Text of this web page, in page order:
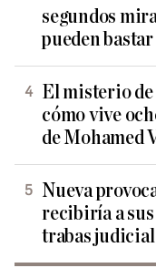
segundos
pueden
El misterio de
cómo vive
de Mohamed
Nueva
recibiría a
trabas